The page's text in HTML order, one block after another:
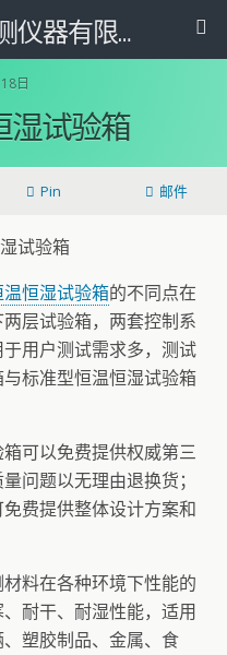
东莞市科赛德检测仪器有限公司
日
湿试验箱
Pin 邮件
温恒湿试验箱的不同点在
层试验箱，两套控制系
用户测试需求多，测试
标准型恒温恒湿试验箱
可以免费提供权威第三
问题以无理由退换货；
费提供整体设计方案和
料在各种环境下性能的
耐干、耐湿性能，适用
塑胶制品、金属、食